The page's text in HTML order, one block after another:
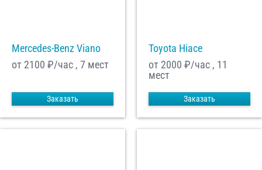
Mercedes-Benz Viano
от 2100 ₽/час , 7 мест
Заказать
Toyota Hiace
от 2000 ₽/час , 11
мест
Заказать